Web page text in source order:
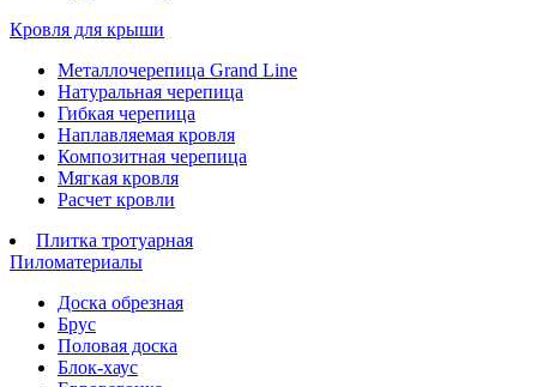
Кровля для крыши
Металлочерепица Grand Line
Натуральная черепица
Гибкая черепица
Наплавляемая кровля
Композитная черепица
Мягкая кровля
Расчет кровли
Плитка тротуарная
Пиломатериалы
Доска обрезная
Брус
Половая доска
Блок-хаус